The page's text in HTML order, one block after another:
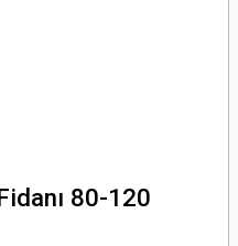
80-120